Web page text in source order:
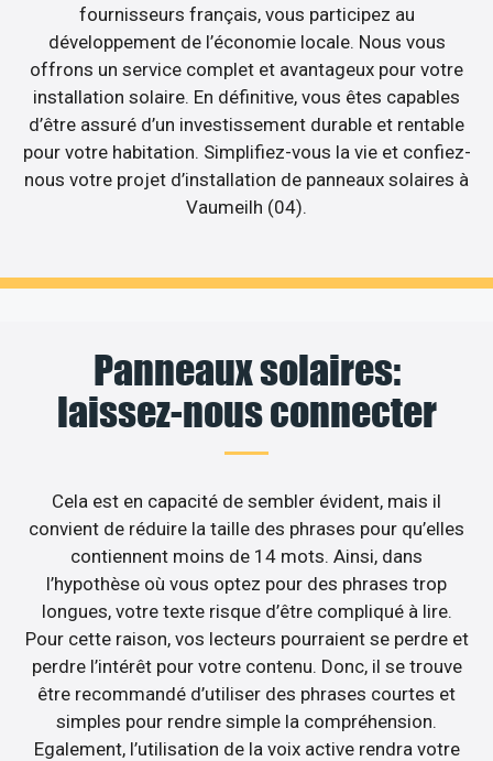
fournisseurs français, vous participez au
développement de l’économie locale. Nous vous
offrons un service complet et avantageux pour votre
installation solaire. En définitive, vous êtes capables
d’être assuré d’un investissement durable et rentable
pour votre habitation. Simplifiez-vous la vie et confiez-
nous votre projet d’installation de panneaux solaires à
Vaumeilh (04).
Panneaux solaires:
laissez-nous connecter
Cela est en capacité de sembler évident, mais il
convient de réduire la taille des phrases pour qu’elles
contiennent moins de 14 mots. Ainsi, dans
l’hypothèse où vous optez pour des phrases trop
longues, votre texte risque d’être compliqué à lire.
Pour cette raison, vos lecteurs pourraient se perdre et
perdre l’intérêt pour votre contenu. Donc, il se trouve
être recommandé d’utiliser des phrases courtes et
simples pour rendre simple la compréhension.
Egalement, l’utilisation de la voix active rendra votre